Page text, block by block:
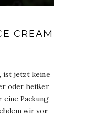
CREAM
ist jetzt keine
oder heißer
eine Packung
wir vor